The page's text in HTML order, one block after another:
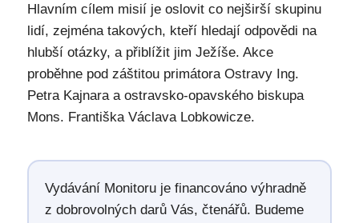
Hlavním cílem misií je oslovit co nejširší skupinu
lidí, zejména takových, kteří hledají odpovědi na
hlubší otázky, a přiblížit jim Ježíše. Akce
proběhne pod záštitou primátora Ostravy Ing.
Petra Kajnara a ostravsko-opavského biskupa
Mons. Františka Václava Lobkowicze.
Vydávání Monitoru je financováno výhradně
z dobrovolných darů Vás, čtenářů. Budeme